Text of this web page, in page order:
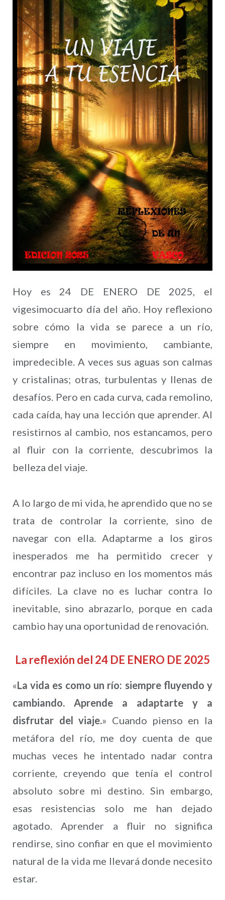
Hoy es 24 DE ENERO DE 2025, el
vigesimocuarto día del año. Hoy reflexiono
sobre cómo la vida se parece a un río,
siempre en movimiento, cambiante,
impredecible. A veces sus aguas son calmas
y cristalinas; otras, turbulentas y llenas de
desafíos. Pero en cada curva, cada remolino,
cada caída, hay una lección que aprender. Al
resistirnos al cambio, nos estancamos, pero
al fluir con la corriente, descubrimos la
belleza del viaje.
A lo largo de mi vida, he aprendido que no se
trata de controlar la corriente, sino de
navegar con ella. Adaptarme a los giros
inesperados me ha permitido crecer y
encontrar paz incluso en los momentos más
difíciles. La clave no es luchar contra lo
inevitable, sino abrazarlo, porque en cada
cambio hay una oportunidad de renovación.
La reflexión del 24 DE ENERO DE 2025
«La vida es como un río: siempre fluyendo y
cambiando. Aprende a adaptarte y a
disfrutar del viaje.» Cuando pienso en la
metáfora del río, me doy cuenta de que
muchas veces he intentado nadar contra
corriente, creyendo que tenía el control
absoluto sobre mi destino. Sin embargo,
esas resistencias solo me han dejado
agotado. Aprender a fluir no significa
rendirse, sino confiar en que el movimiento
natural de la vida me llevará donde necesito
estar.